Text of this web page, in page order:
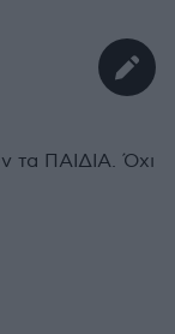
τα ΠΑΙΔΙΑ. Όχι